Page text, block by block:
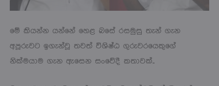
මේ කියන්න යන්නේ හෙළ බසේ රසමුසු තැන් ගැන
අපූරුවට ඉගැන්වූ තවත් විශිෂ්ඨ ගුරුවරයෙකුගේ
නික්මයාම ගැන ඇසෙන සංවේදී කතාවක්..